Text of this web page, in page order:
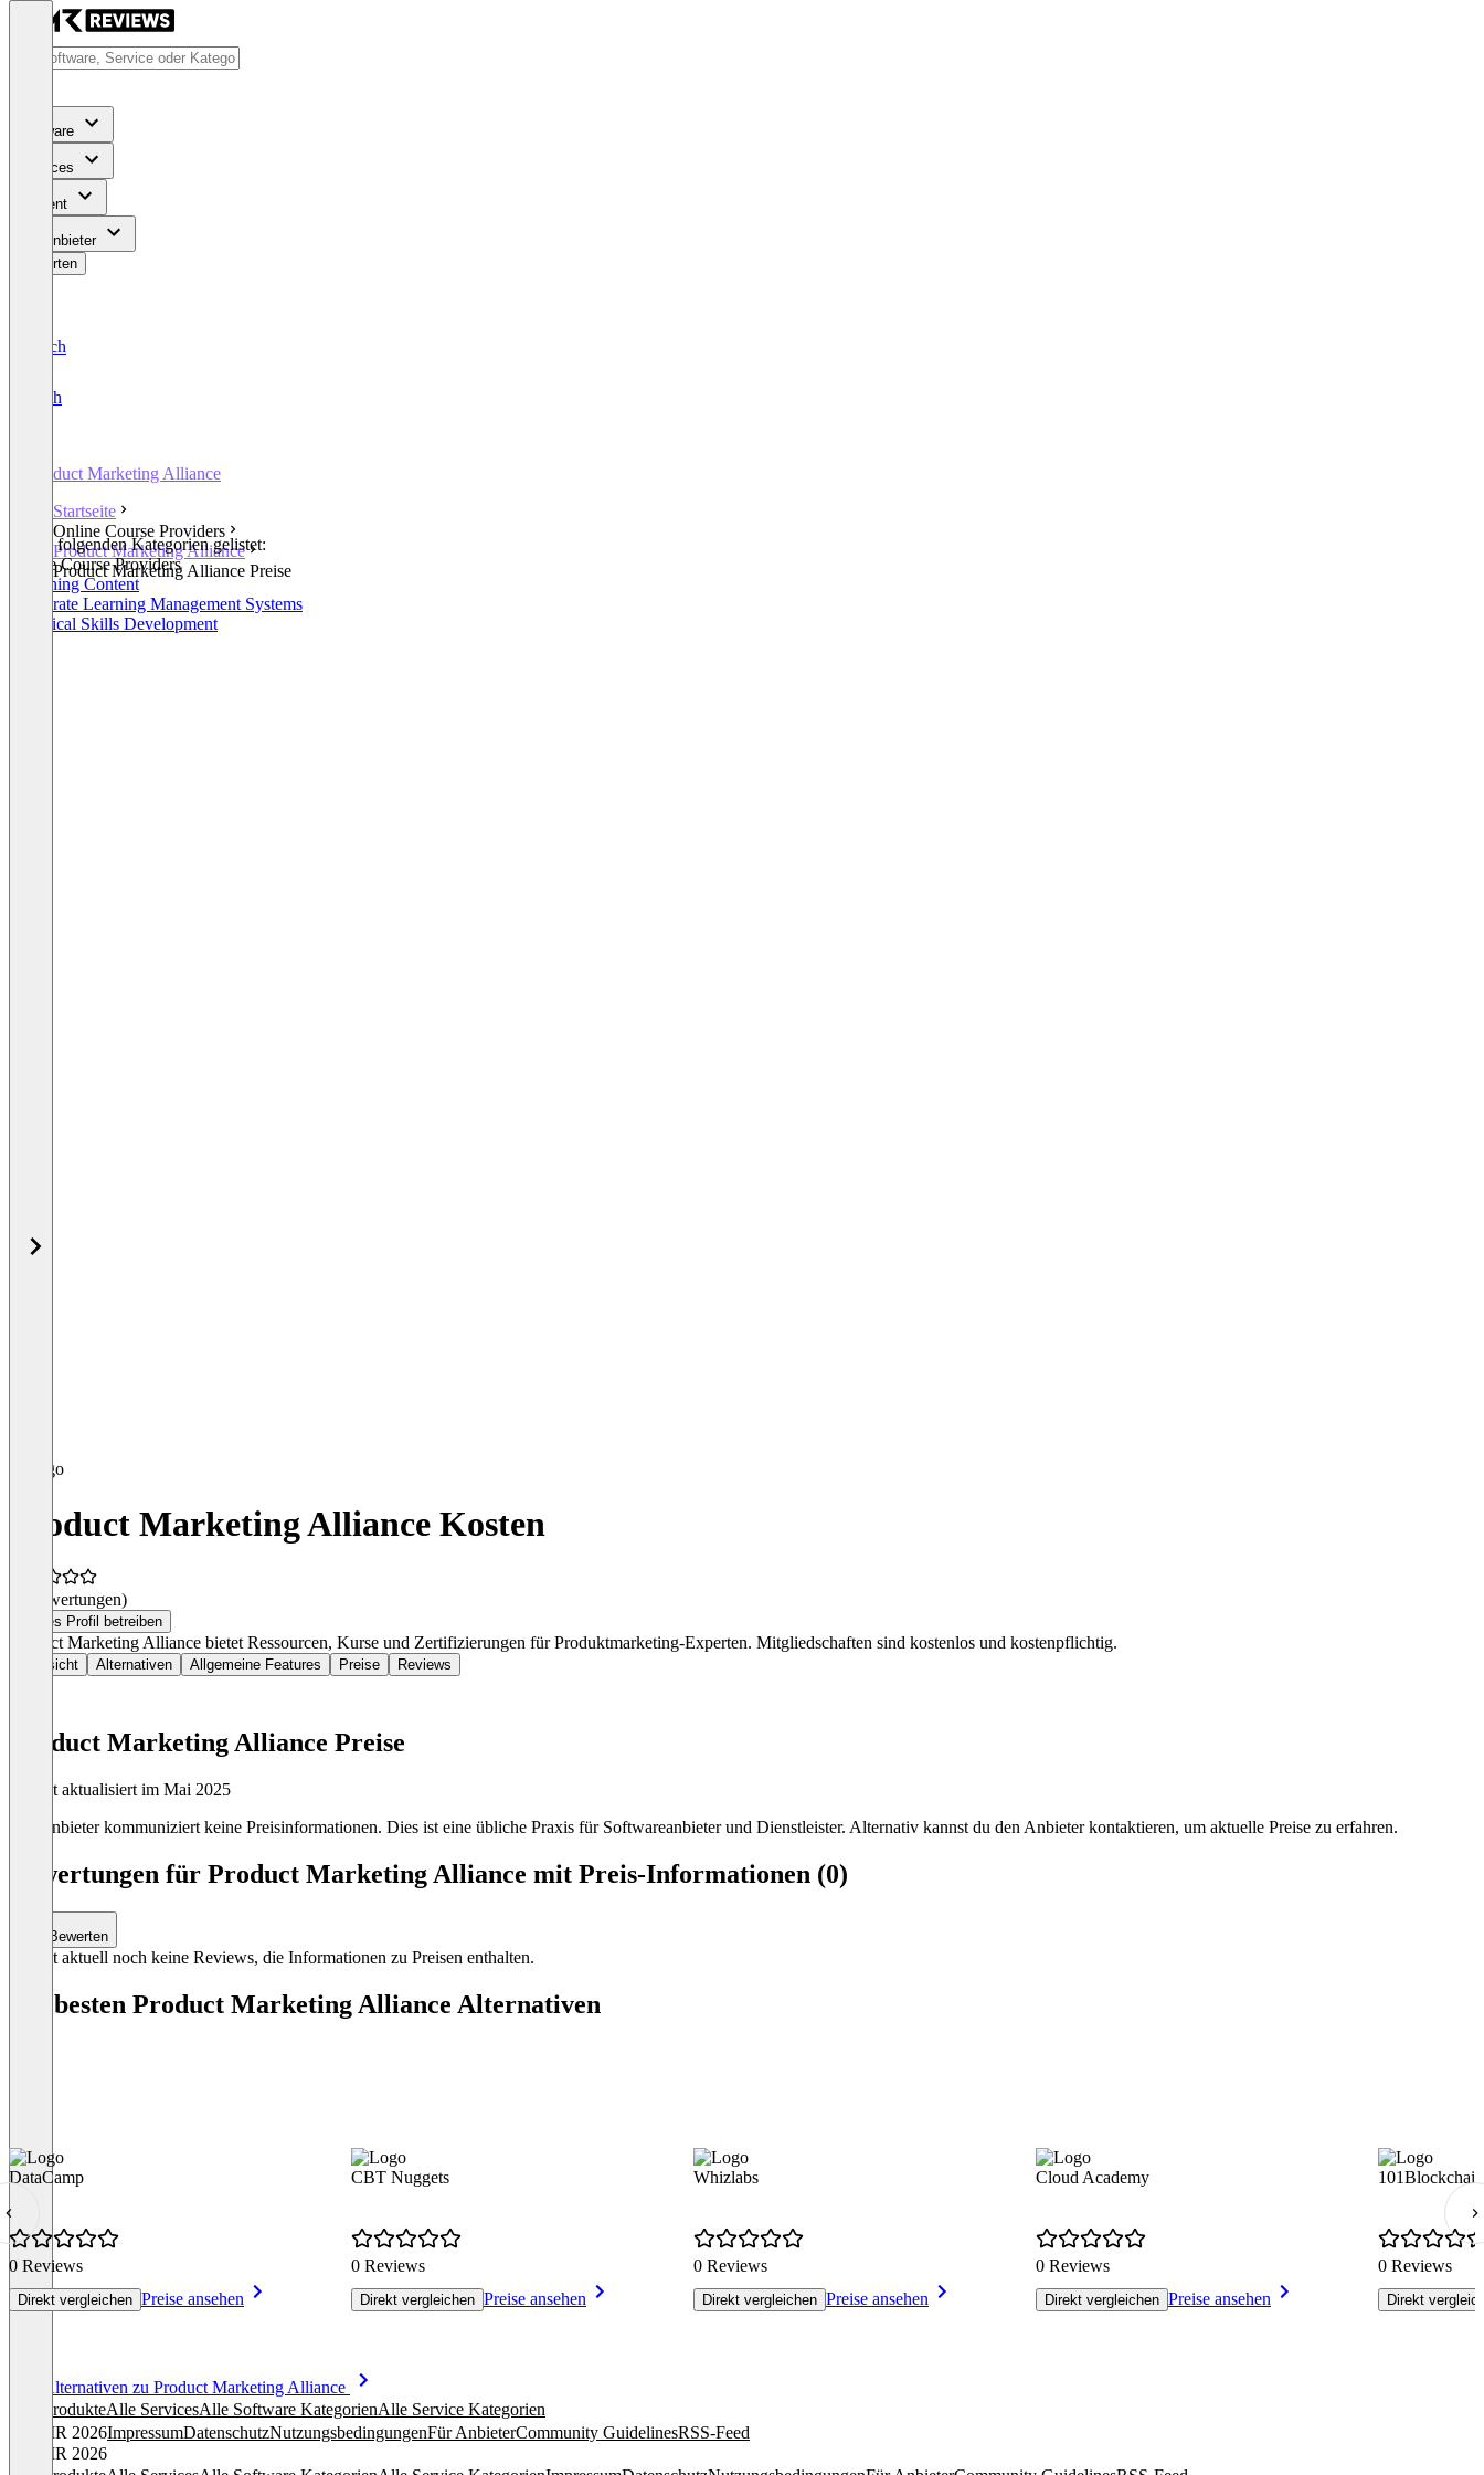
Software
Services
Content
Für Anbieter
Bewerten
Deutsch
English
Product Marketing Alliance
Startseite
Online Course Providers
Product Marketing Alliance
Product Marketing Alliance Preise
In den folgenden Kategorien gelistet:
Online Course Providers
eLearning Content
Corporate Learning Management Systems
Technical Skills Development
Product Marketing Alliance Kosten
(0 Bewertungen)
Dieses Profil betreiben
Product Marketing Alliance bietet Ressourcen, Kurse und Zertifizierungen für Produktmarketing-Experten. Mitgliedschaften sind kostenlos und kostenpflichtig.
Übersicht Alternativen Allgemeine Features Preise Reviews
Product Marketing Alliance Preise
Zuletzt aktualisiert im Mai 2025
Der Anbieter kommuniziert keine Preisinformationen. Dies ist eine übliche Praxis für Softwareanbieter und Dienstleister. Alternativ kannst du den Anbieter kontaktieren, um aktuelle Preise zu erfahren.
Bewertungen für Product Marketing Alliance mit Preis-Informationen (0)
Bewerten
Es gibt aktuell noch keine Reviews, die Informationen zu Preisen enthalten.
Die besten Product Marketing Alliance Alternativen
DataCamp
0 Reviews
Direkt vergleichen Preise ansehen
CBT Nuggets
0 Reviews
Direkt vergleichen Preise ansehen
Whizlabs
0 Reviews
Direkt vergleichen Preise ansehen
Cloud Academy
0 Reviews
Direkt vergleichen Preise ansehen
0 Reviews
Direkt
Alle Alternativen zu Product Marketing Alliance
Alle ProdukteAlle ServicesAlle Software KategorienAlle Service Kategorien
© OMR 2026ImpressumDatenschutzNutzungsbedingungenFür AnbieterCommunity GuidelinesRSS-Feed
© OMR 2026